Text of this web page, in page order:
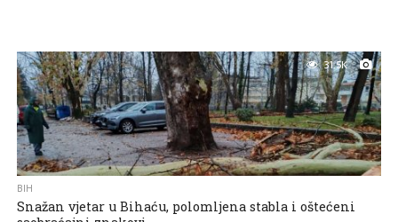
31.5K
BIH
Snažan vjetar u Bihaću, polomljena stabla i oštećeni